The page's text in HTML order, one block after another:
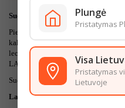
Sudedamosios dalys:
Pieninis šokoladas (cukrus,
kakavos masė, IŠRŪGŲ milteliai,
lecitinas, poliglicerolio
LAZDYNO RIEŠUTŲ įdaras 7%
Sudėtyje gali būtį kitų RIEŠUTŲ
Laikymo sąlygos:
Plungė
Pristatymas
Visa
Pristatymas
Lietuvoje